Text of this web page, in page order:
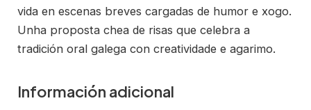
vida en escenas breves cargadas de humor e xogo.
Unha proposta chea de risas que celebra a
tradición oral galega con creatividade e agarimo.
Información adicional